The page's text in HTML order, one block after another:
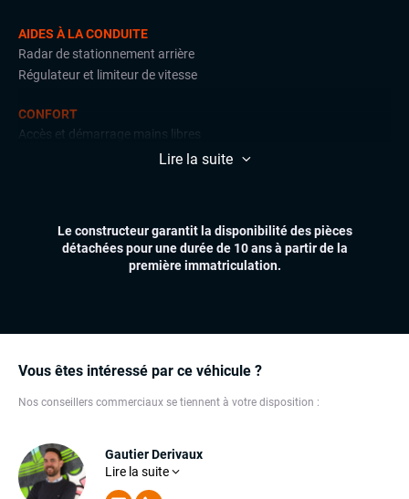
Vous êtes intéressé par ce véhicule ?
Nos conseillers commerciaux se tiennent à votre disposition :
Gautier Derivaux
Son expérience dans l'automobile fait de lui un
conseiller redoutable. Gautier mettra toutes ses
Lire la suite
AIDES À LA CONDUITE
Radar de stationnement arrière
Régulateur et limiteur de vitesse
CONFORT
Accès et démarrage mains libres
Climatisation automatique
ÉLECTRONIQUE
EXTÉRIEUR
Jantes alu
Volant cuir
Lire la suite
Le constructeur garantit la disponibilité des pièces
détachées pour une durée de 10 ans à partir de la
première immatriculation.